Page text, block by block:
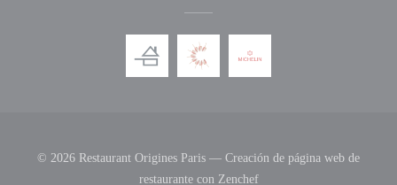
© 2026 Restaurant Origines Paris — Creación de página web de
restaurante con Zenchef((abre en una nueva